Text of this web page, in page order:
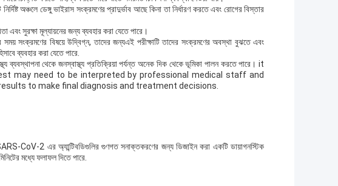
অঞ্চলে ডেঙ্গু ভাইরাস সংক্রমণের প্রাদুর্ভাব আছে কিনা তা নির্ধারণ করতে এবং রোগের বিস্তার
এবং সুরক্ষা মূল্যায়নের জন্য ব্যবহার করা যেতে পারে।
সময় সংক্রমণের বিষয়ে উদ্বিগ্ন, তাদের জন্যএই পরীক্ষাটি তাদের সংক্রমণের অবস্থা বুঝতে এবং
ব্যবহার করা যেতে পারে.
ব্যবস্থাপনা থেকে জনস্বাস্থ্য প্রতিক্রিয়া পর্যন্ত অনেক দিক থেকে ভূমিকা পালন করতে পারে। it
may need to be interpreted by professional medical staff and
to make final diagnosis and treatment decisions.
CoV-2 এর অ্যান্টিবডিগুলির গুণগত সনাক্তকরণের জন্য ডিজাইন করা একটি ডায়াগনস্টিক
মধ্যে ফলাফল দিতে পারে.